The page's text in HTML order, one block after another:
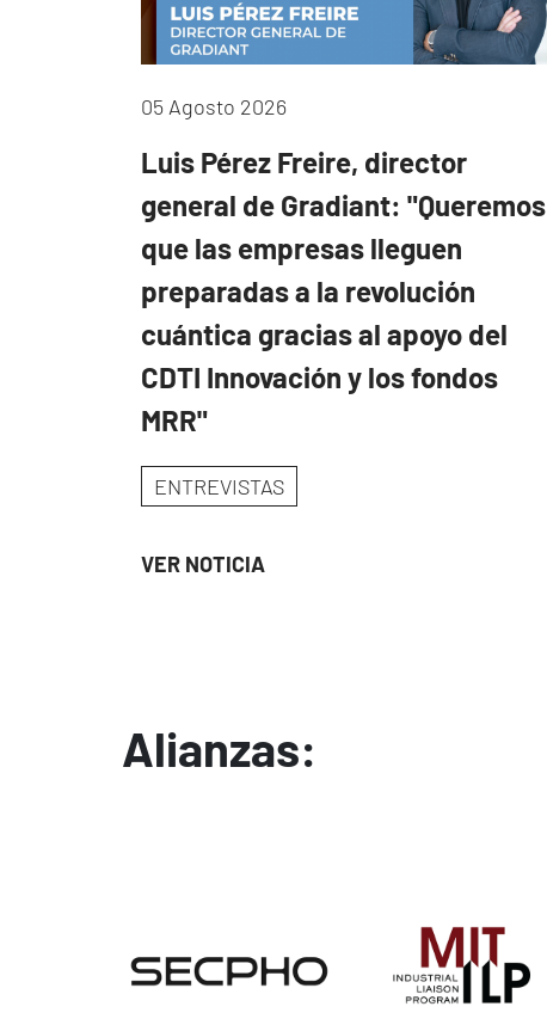
05 Agosto 2026
Luis Pérez Freire, director
general de Gradiant: "Queremos
que las empresas lleguen
preparadas a la revolución
cuántica gracias al apoyo del
CDTI Innovación y los fondos
MRR"
ENTREVISTAS
VER NOTICIA
Alianzas: